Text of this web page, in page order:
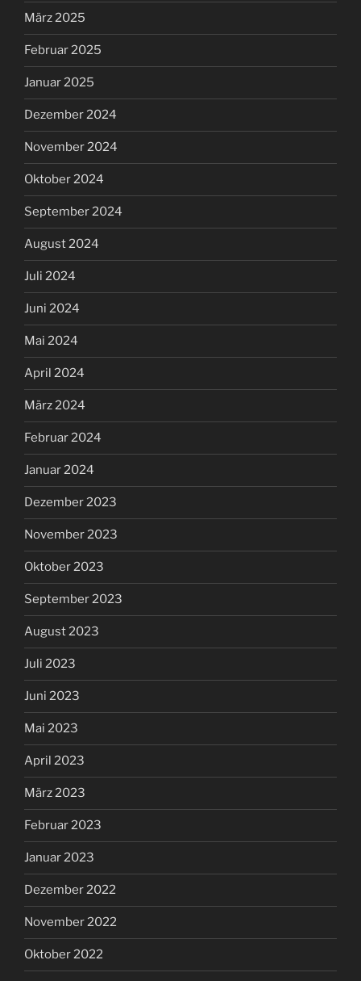
März 2025
Februar 2025
Januar 2025
Dezember 2024
November 2024
Oktober 2024
September 2024
August 2024
Juli 2024
Juni 2024
Mai 2024
April 2024
März 2024
Februar 2024
Januar 2024
Dezember 2023
November 2023
Oktober 2023
September 2023
August 2023
Juli 2023
Juni 2023
Mai 2023
April 2023
März 2023
Februar 2023
Januar 2023
Dezember 2022
November 2022
Oktober 2022